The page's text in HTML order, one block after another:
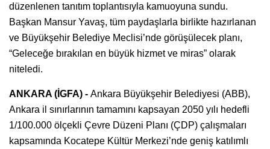
düzenlenen tanıtım toplantısıyla kamuoyuna sundu.
Başkan Mansur Yavaş, tüm paydaşlarla birlikte hazırlanan
ve Büyükşehir Belediye Meclisi’nde görüşülecek planı,
“Geleceğe bırakılan en büyük hizmet ve miras” olarak
niteledi.
ANKARA (İGFA) - Ankara Büyükşehir Belediyesi (ABB),
Ankara il sınırlarının tamamını kapsayan 2050 yılı hedefli
1/100.000 ölçekli Çevre Düzeni Planı (ÇDP) çalışmaları
kapsamında Kocatepe Kültür Merkezi’nde geniş katılımlı